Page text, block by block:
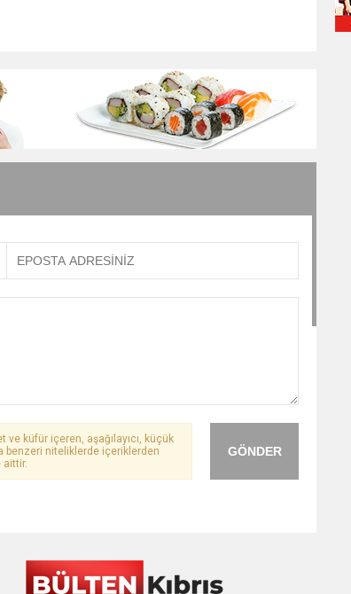
GÖNDER
ve küfür içeren, aşağılayıcı, küçük
benzeri niteliklerde içeriklerden
aittir.